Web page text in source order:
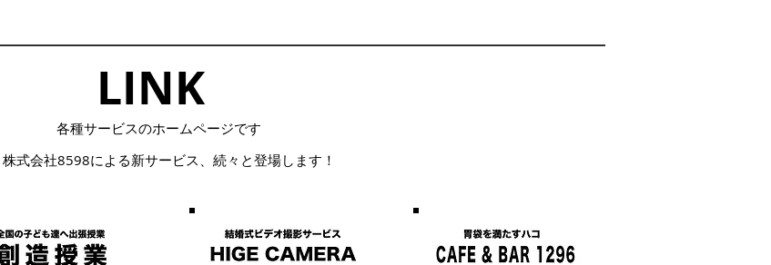
LINK​
​各種サービスのホームページです
株式会社8598による​新サービス、続々と登場します！